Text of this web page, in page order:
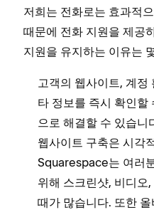
저희는 전화로는 효과적
때문에 전화 지원을 제공
지원을 유지하는 이유는
고객의 웹사이트, 계정
타 정보를 즉시 확인할
으로 해결할 수 있습니
웹사이트 구축은 시각
Squarespace는 여러
위해 스크린샷, 비디오
때가 많습니다. 또한